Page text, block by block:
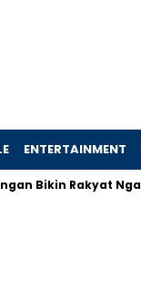
ENTERTAINMENT
Rakyat Ngamuk!